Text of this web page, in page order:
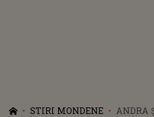
STIRI MONDENE
ANDRA